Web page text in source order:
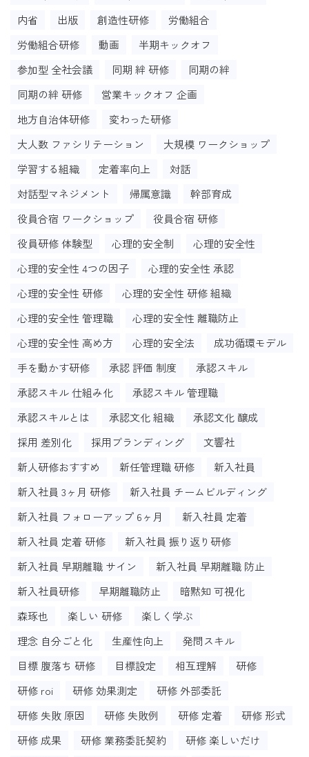
内省
出版 創造性研修
労働組合
労働組合研修
動画
半期キックオフ
参加型 全社会議
同期 絆 研修
同期の絆
同期の絆 研修
営業キックオフ 企画
地方自治体研修
変わった研修
大人数 ファシリテーション
大規模 ワークショップ
学習する組織
定着率向上
対話
対話型マネジメント
帰属意識
幹部育成
役員合宿 ワークショップ
役員合宿 研修
役員研修 体験型
心理的安全制
心理的安全性
心理的安全性 4つの因子
心理的安全性 承認
心理的安全性 研修
心理的安全性 研修 組織
心理的安全性 管理職
心理的安全性 離職防止
心理的安全性 高め方
心理的安全法
成功循環モデル
手を動かす研修
承認 評価 制度
承認スキル
承認スキル 仕組み化
承認スキル 管理職
承認スキルとは
承認文化 組織
承認文化 醸成
採用 差別化
採用ブランディング
文響社
新人研修おすすめ
新任管理職 研修
新入社員
新入社員 3ヶ月 研修
新入社員 チームビルディング
新入社員 フォローアップ 6ヶ月
新入社員 定着
新入社員 定着 研修
新入社員 振り返り研修
新入社員 早期離職 サイン
新入社員 早期離職 防止
新入社員研修
早期離職防止
暗黙知 可視化
森琢也
楽しい 研修
楽しく学ぶ
理念 自分ごと化
生産性向上
発問スキル
目標 腹落ち 研修
目標設定 相互理解
研修
研修 roi
研修 効果測定
研修 外部委託
研修 失敗 原因
研修 失敗例 研修 定着
研修 形式
研修 成果
研修 業務委託契約
研修 楽しいだけ